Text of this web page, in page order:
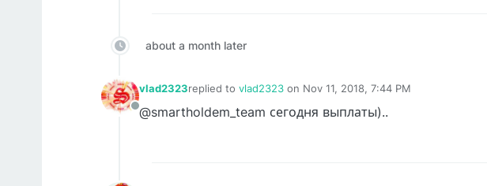
about a month later
Offline
vlad2323replied to vlad2323 on Nov 11, 2018, 7:44 PM
last edited by
@smartholdem_team сегодня выплаты)..